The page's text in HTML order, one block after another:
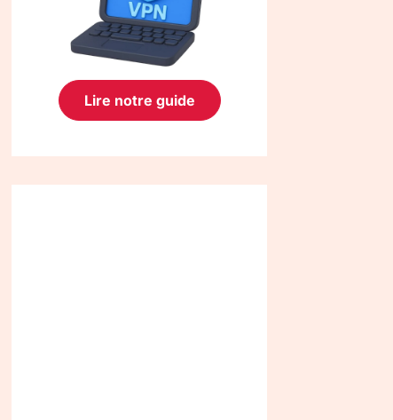
Lire notre guide